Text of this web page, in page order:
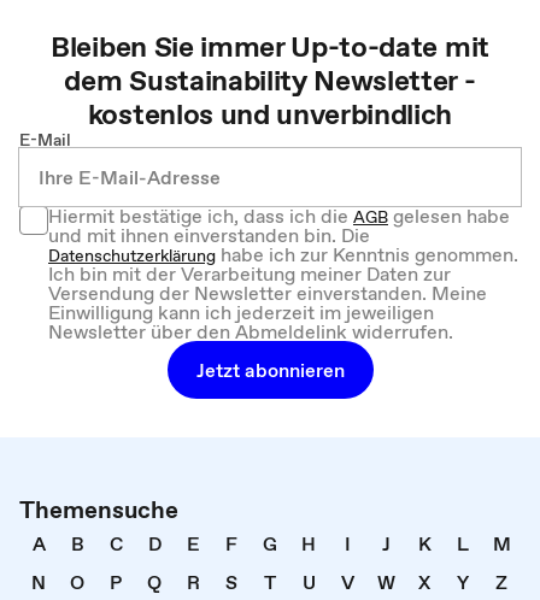
Bleiben Sie immer Up-to-date mit
demSustainability Newsletter -
kostenlos und unverbindlich
E-Mail
Hiermit bestätige ich, dass ich dieAGBgelesen habe
und mit ihnen einverstanden bin. Die
Datenschutzerklärung habe ich zur Kenntnis genommen.
Ich bin mit der Verarbeitung meiner Daten zur
Versendung der Newsletter einverstanden. Meine
Einwilligung kann ich jederzeit im jeweiligen
Newsletter über den Abmeldelink widerrufen.
Jetzt abonnieren
Themensuche
A B C D E F G H I J K L
M
N
O P Q R S T U V W X Y
Z